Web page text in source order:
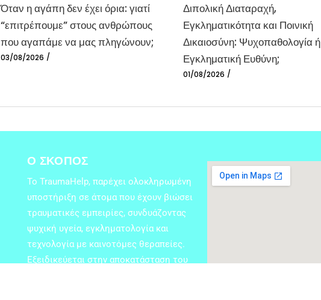
Όταν η αγάπη δεν έχει όρια: γιατί
“επιτρέπουμε” στους ανθρώπους
που αγαπάμε να μας πληγώνουν;
03/08/2026
Διπολική Διαταραχή,
Εγκληματικότητα και Ποινική
Δικαιοσύνη: Ψυχοπαθολογία ή
Εγκληματική Ευθύνη;
01/08/2026
Ο ΣΚΟΠΟΣ
Το TraumaHelp, παρέχει ολοκληρωμένη
υποστήριξη σε άτομα που έχουν βιώσει
τραυματικές εμπειρίες, συνδυάζοντας
ψυχική υγεία, εγκληματολογία και
τεχνολογία με καινοτόμες θεραπείες.
Εξειδικεύεται στην αποκατάσταση του